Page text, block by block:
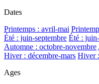
Dates
Printemps : avril-mai
Été : juin-septembre Été :
Automne : octobre-novembre
Hiver : décembre-mars Hiver
Ages